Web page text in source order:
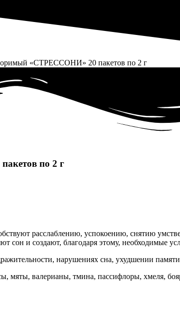
«СТРЕССОНИ» 20 пакетов по 2 г
по 2 г
расслаблению, успокоению, снятию
сон и создают, благодаря этому, необходимые
нарушениях сна, ухудшении
мяты, валерианы, тмина, пассифлоры, хмеля,